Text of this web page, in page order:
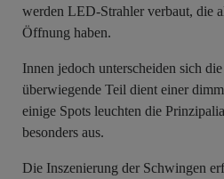
werden LED-Strahler verbaut, die
Öffnung haben.
Innen jedoch unterscheiden sich
überwiegende Teil dient einer
einige Spots leuchten die
besonders aus.
Die Inszenierung der Schwingen